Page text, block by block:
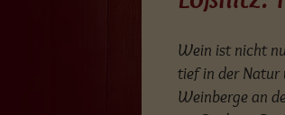
Wein ist nicht
tief in der Natur
Weinberge an